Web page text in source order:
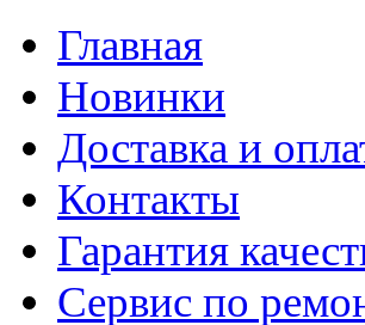
Главная
Новинки
Доставка и
Контакты
Гарантия
Сервис по